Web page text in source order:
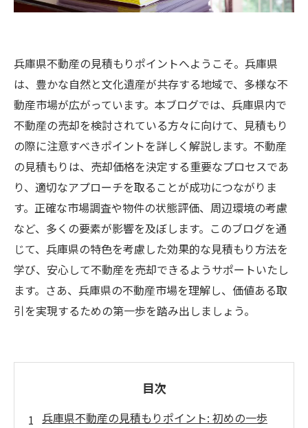
兵庫県不動産の見積もりポイントへようこそ。兵庫県
は、豊かな自然と文化遺産が共存する地域で、多様な不
動産市場が広がっています。本ブログでは、兵庫県内で
不動産の売却を検討されている方々に向けて、見積もり
の際に注意すべきポイントを詳しく解説します。不動産
の見積もりは、売却価格を決定する重要なプロセスであ
り、適切なアプローチを取ることが成功につながりま
す。正確な市場調査や物件の状態評価、周辺環境の考慮
など、多くの要素が影響を及ぼします。このブログを通
じて、兵庫県の特色を考慮した効果的な見積もり方法を
学び、安心して不動産を売却できるようサポートいたし
ます。さあ、兵庫県の不動産市場を理解し、価値ある取
引を実現するための第一歩を踏み出しましょう。
目次
兵庫県不動産の見積もりポイント: 初めの一歩